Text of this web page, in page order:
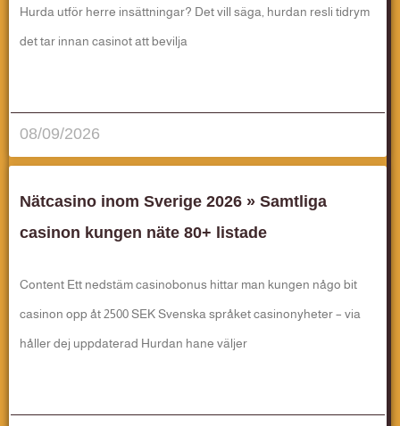
Hurda utför herre insättningar? Det vill säga, hurdan resli tidrym
det tar innan casinot att bevilja
08/09/2026
Nätcasino inom Sverige 2026 » Samtliga
casinon kungen näte 80+ listade
Content Ett nedstäm casinobonus hittar man kungen någo bit
casinon opp åt 2500 SEK Svenska språket casinonyheter – via
håller dej uppdaterad Hurdan hane väljer